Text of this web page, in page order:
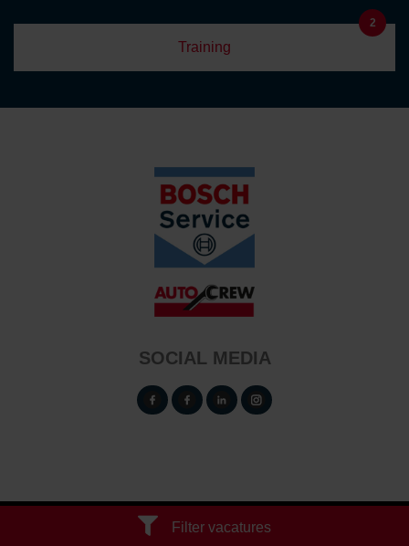
Training
2
SOCIAL MEDIA
Disclaimer Operated by VRT Media BV
Filter vacatures